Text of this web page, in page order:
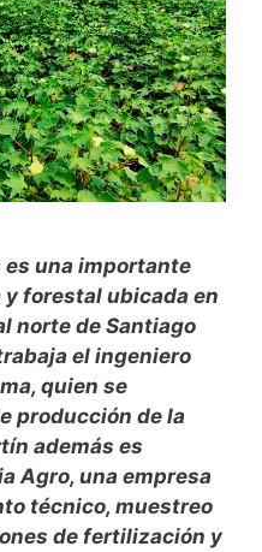
es una importante
forestal ubicada en
norte de Santiago
el ingeniero
quien se
producción de la
además es
Agro, una empresa
técnico, muestreo
de fertilización y